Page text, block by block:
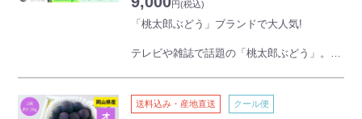
円(税込)
「桃太郎ぶどう」ブランドで大人気!
テレビや雑誌で話題の「桃太郎ぶどう」。種
逃がさず食べられます。
※品種:瀬戸ジャイアンツ
送料込み・産地直送 クール便